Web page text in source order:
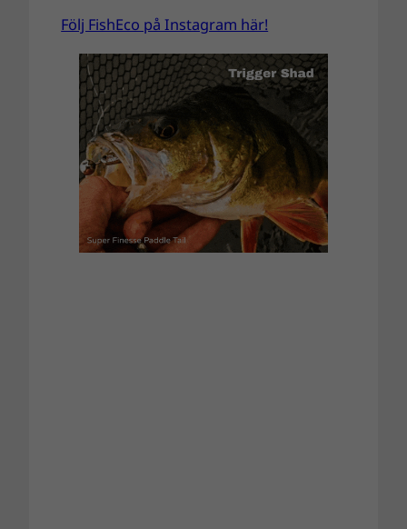
Följ FishEco på Instagram här!